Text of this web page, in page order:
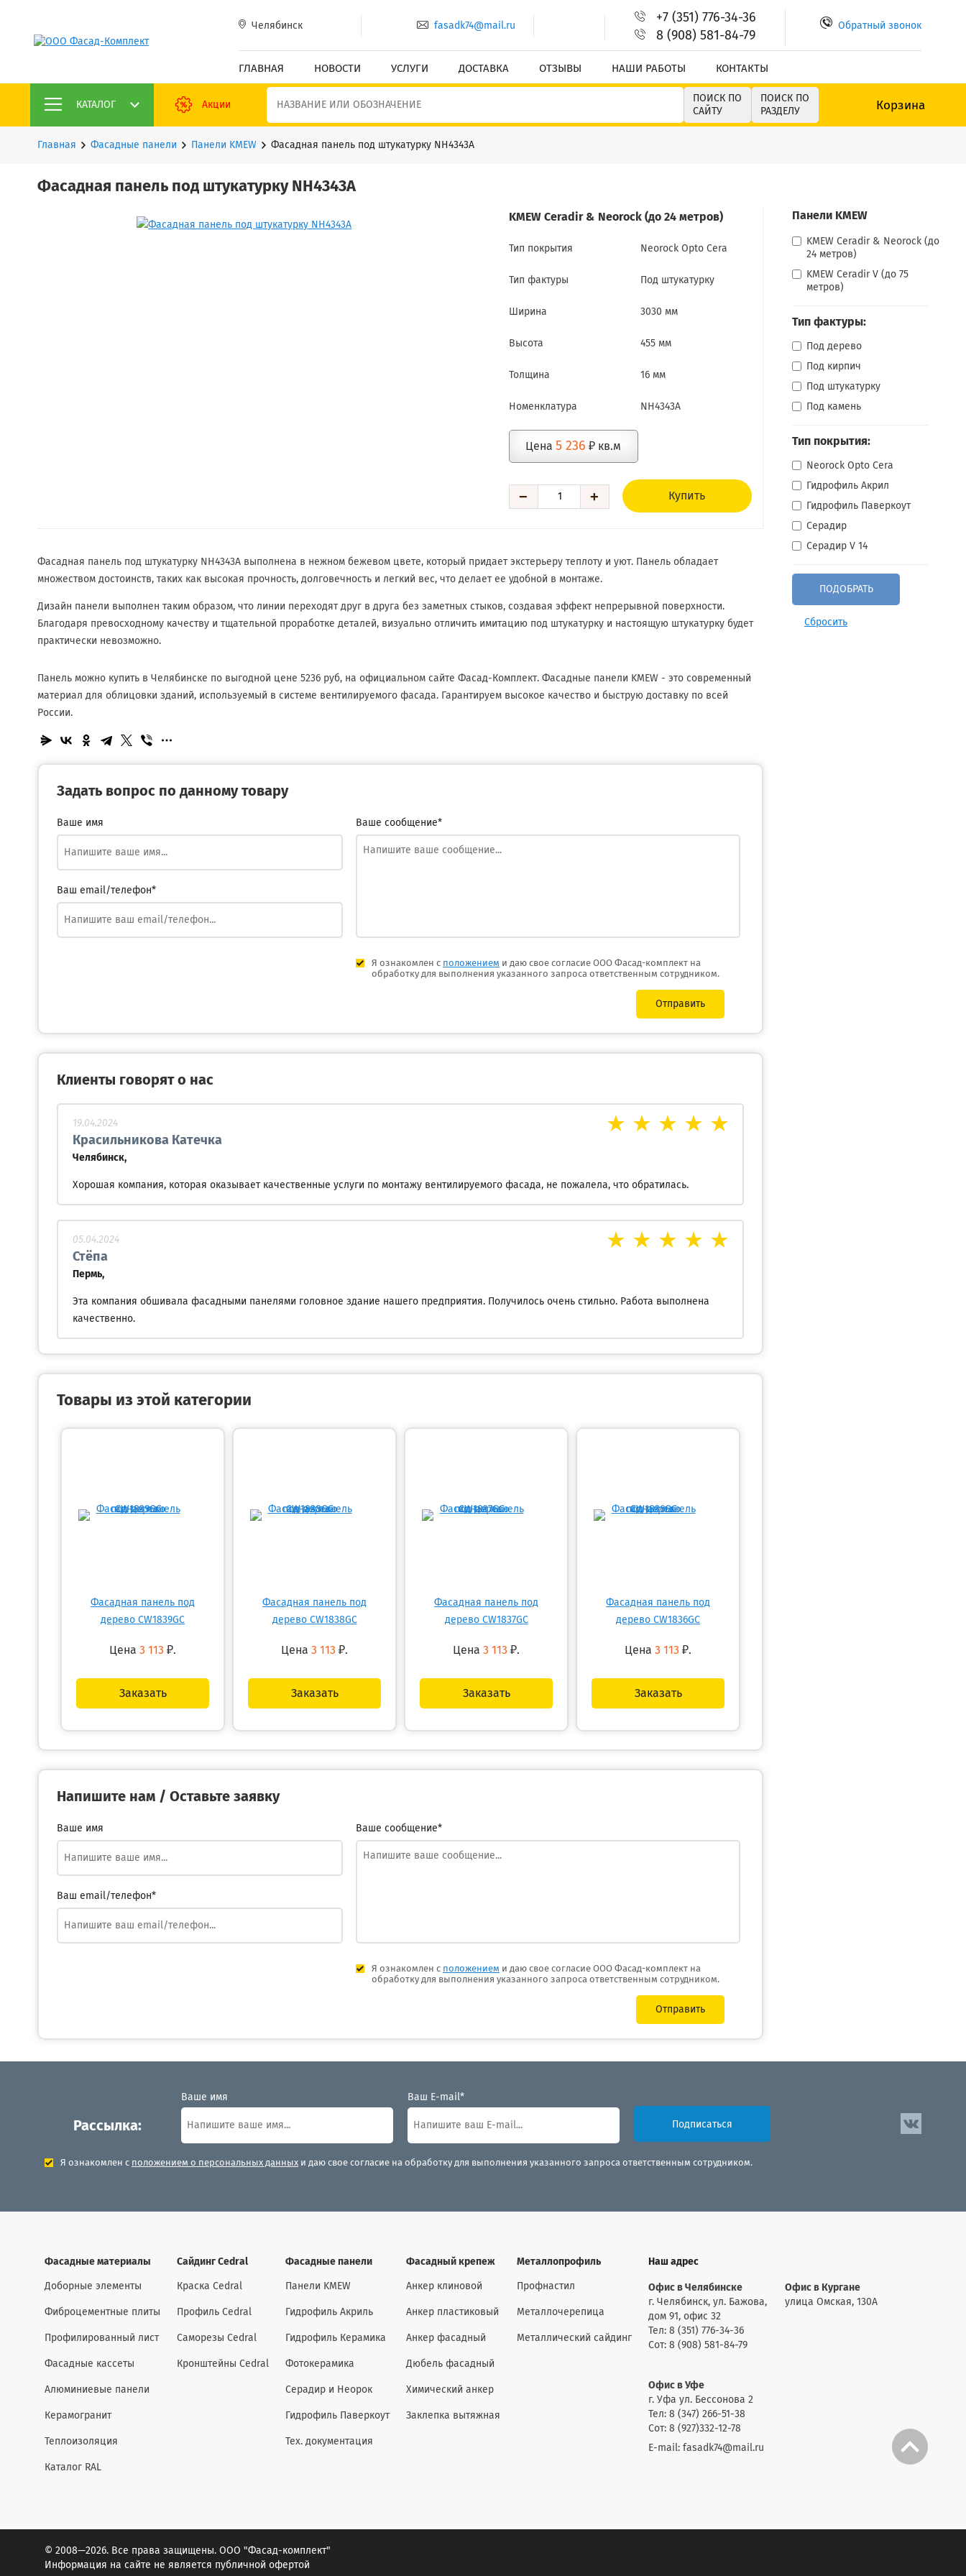
Челябинск fasadk74@mail.ru
+7 (351) 776-34-36
8 (908) 581-84-79
Обратный звонок
ГЛАВНАЯ НОВОСТИ УСЛУГИ ДОСТАВКА ОТЗЫВЫ НАШИ РАБОТЫ КОНТАКТЫ
КАТАЛОГ Акции
ПОИСК ПО
САЙТУ
ПОИСК ПО
РАЗДЕЛУ
Корзина
Главная Фасадные панели Панели KMEW Фасадная панель под штукатурку NH4343A
Фасадная панель под штукатурку NH4343A
KMEW Ceradir & Neorock (до 24 метров)
Тип покрытия Neorock Opto Cera
Тип фактуры Под штукатурку
Ширина 3030 мм
Высота 455 мм
Толщина 16 мм
Номенклатура NH4343A
Цена5 236 ₽ кв.м
− + Купить
Фасадная панель под штукатурку NH4343A выполнена в нежном бежевом цвете, который придает экстерьеру теплоту и уют. Панель обладает
множеством достоинств, таких как высокая прочность, долговечность и легкий вес, что делает ее удобной в монтаже.
Дизайн панели выполнен таким образом, что линии переходят друг в друга без заметных стыков, создавая эффект непрерывной поверхности.
Благодаря превосходному качеству и тщательной проработке деталей, визуально отличить имитацию под штукатурку и настоящую штукатурку будет
практически невозможно.
Панель можно купить в Челябинске по выгодной цене 5236 руб, на официальном сайте Фасад-Комплект. Фасадные панели KMEW - это современный
материал для облицовки зданий, используемый в системе вентилируемого фасада. Гарантируем высокое качество и быструю доставку по всей
России.
Задать вопрос по данному товару
Ваше имя
Ваш email/телефон*
Ваше сообщение*
Я ознакомлен с положением и даю свое согласие ООО Фасад-комплект на
обработку для выполнения указанного запроса ответственным сотрудником.
Отправить
Клиенты говорят о нас
19.04.2024
Красильникова Катечка
Челябинск,
Хорошая компания, которая оказывает качественные услуги по монтажу вентилируемого фасада, не пожалела, что обратилась.
05.04.2024
Стёпа
Пермь,
Эта компания обшивала фасадными панелями головное здание нашего предприятия. Получилось очень стильно. Работа выполнена
качественно.
Товары из этой категории
Фасадная панель под
дерево CW1839GC
Цена 3 113 ₽.
Заказать
Фасадная панель под
дерево CW1838GC
Цена 3 113 ₽.
Заказать
Фасадная панель под
дерево CW1837GC
Цена 3 113 ₽.
Заказать
Фасадная панель под
дерево CW1836GC
Цена 3 113 ₽.
Заказать
Напишите нам / Оставьте заявку
Ваше имя
Ваш email/телефон*
Ваше сообщение*
Я ознакомлен с положением и даю свое согласие ООО Фасад-комплект на
обработку для выполнения указанного запроса ответственным сотрудником.
Отправить
Панели KMEW
KMEW Ceradir & Neorock (до
24 метров)
KMEW Ceradir V (до 75
метров)
Тип фактуры:
Под дерево
Под кирпич
Под штукатурку
Под камень
Тип покрытия:
Neorock Opto Cera
Гидрофиль Акрил
Гидрофиль Паверкоут
Серадир
Серадир V 14
Сбросить
Рассылка:
Ваше имя Ваш E-mail*
Подписаться
Я ознакомлен с положением о персональных данных и даю свое согласие на обработку для выполнения указанного запроса ответственным сотрудником.
Фасадные материалы
Доборные элементы
Фиброцементные плиты
Профилированный лист
Фасадные кассеты
Алюминиевые панели
Керамогранит
Теплоизоляция
Каталог RAL
Сайдинг Cedral
Краска Cedral
Профиль Cedral
Саморезы Cedral
Кронштейны Cedral
Фасадные панели
Панели KMEW
Гидрофиль Акриль
Гидрофиль Керамика
Фотокерамика
Серадир и Неорок
Гидрофиль Паверкоут
Тех. документация
Фасадный крепеж
Анкер клиновой
Анкер пластиковый
Анкер фасадный
Дюбель фасадный
Химический анкер
Заклепка вытяжная
Металлопрофиль
Профнастил
Металлочерепица
Металлический сайдинг
Наш адрес
Офис в Челябинске
г. Челябинск, ул. Бажова,
дом 91, офис 32
Тел: 8 (351) 776-34-36
Сот: 8 (908) 581-84-79
Офис в Кургане
улица Омская, 130А
Офис в Уфе
г. Уфа ул. Бессонова 2
Тел: 8 (347) 266-51-38
Сот: 8 (927)332-12-78
E-mail: fasadk74@mail.ru
© 2008—2026. Все права защищены. ООО "Фасад-комплект"
Информация на сайте не является публичной офертой